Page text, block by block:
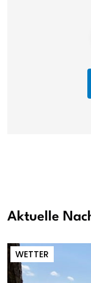
Aktuelle
WETTER